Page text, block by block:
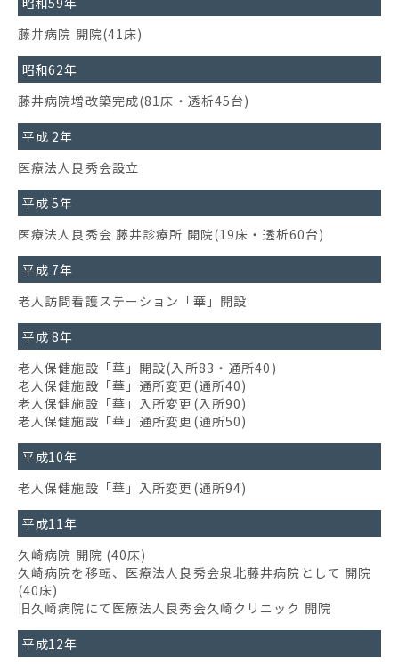
藤井病院 開院(41床)
昭和62年
藤井病院増改築完成(81床・透析45台)
平成 2年
医療法人良秀会設立
平成 5年
医療法人良秀会 藤井診療所 開院(19床・透析60台)
平成 7年
老人訪問看護ステーション「華」開設
平成 8年
老人保健施設「華」開設(入所83・通所40)
老人保健施設「華」通所変更(通所40)
老人保健施設「華」入所変更(入所90)
老人保健施設「華」通所変更(通所50)
平成10年
老人保健施設「華」入所変更(通所94)
平成11年
久崎病院 開院 (40床)
久崎病院を移転、医療法人良秀会泉北藤井病院として 開院
(40床)
旧久崎病院にて医療法人良秀会久崎クリニック 開院
平成12年